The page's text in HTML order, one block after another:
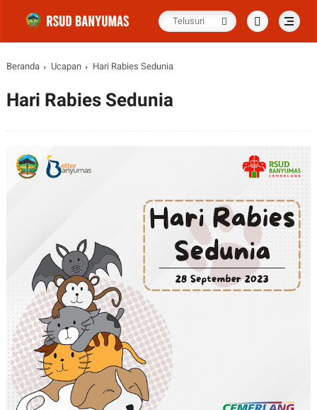
Beranda Ucapan Hari Rabies Sedunia
Hari Rabies Sedunia